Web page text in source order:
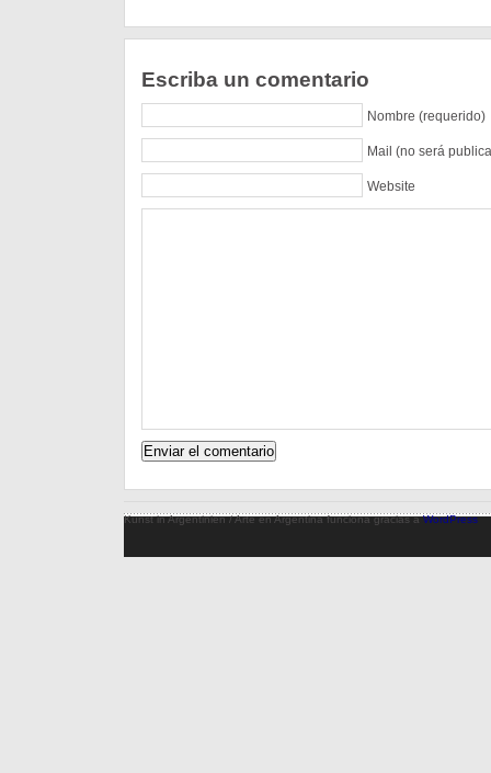
Escriba un comentario
Nombre (requerido)
Mail (no será
Website
Kunst in Argentinien / Arte en Argentina funciona gracias aWordPress